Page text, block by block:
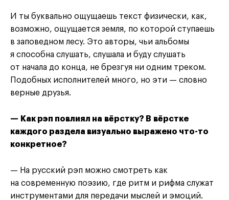
И ты буквально ощущаешь текст физически, как,
возможно, ощущается земля, по которой ступаешь
в заповедном лесу. Это авторы, чьи альбомы
я способна слушать, слушала и буду слушать
от начала до конца, не брезгуя ни одним треком.
Подобных исполнителей много, но эти — словно
верные друзья.
— Как рэп повлиял на вёрстку? В вёрстке
каждого раздела визуально выражено что-то
конкретное?
— На русский рэп можно смотреть как
на современную поэзию, где ритм и рифма служат
инструментами для передачи мыслей и эмоций.